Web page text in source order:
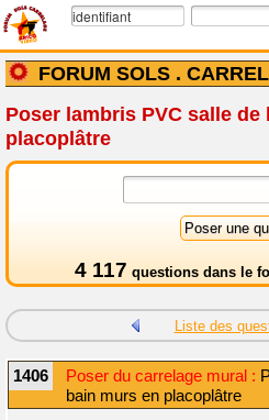
FORUM SOLS .
Poser lambris PVC salle de
placoplâtre
4 117 questions dans le
Liste des
1406 Poser du carrelage mural :
bain murs en placoplâtre